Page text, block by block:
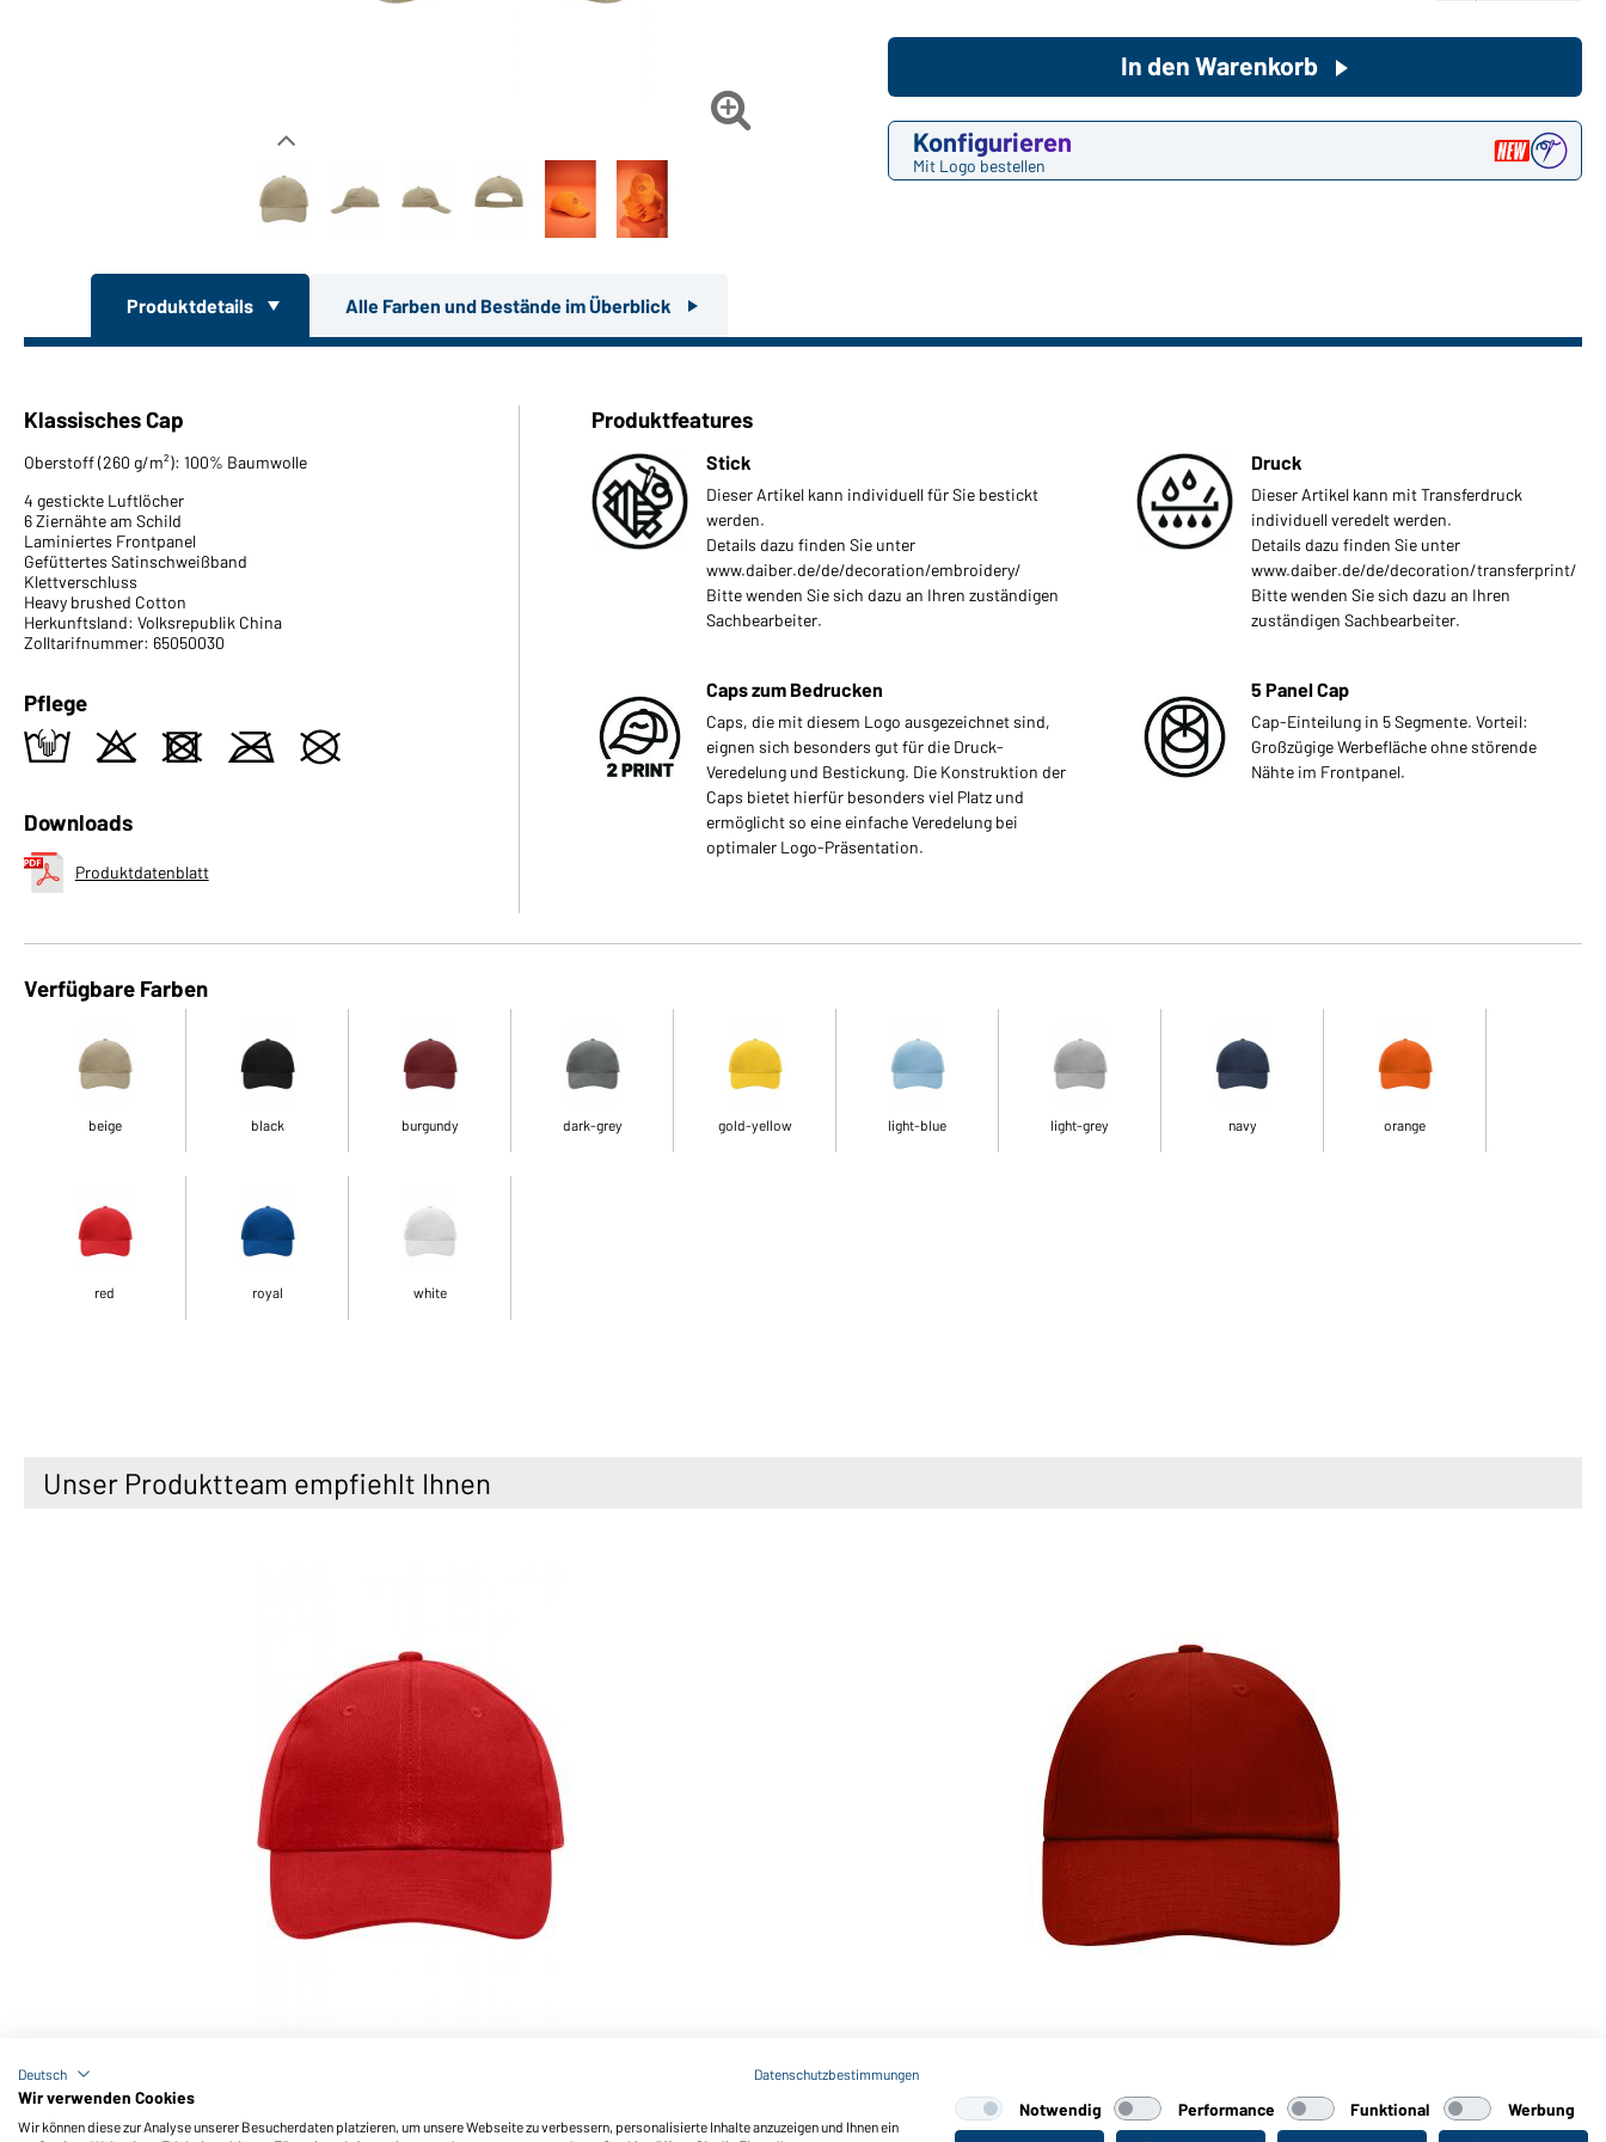
Sie möchten gerne für Ihren
Hier geht's zu unserem

Konfigurieren
Mit Logo bestellen
In den Warenkorb
Produktdetails Alle Farben und Bestände im Überblick
Klassisches Cap
Oberstoff (260 g/m²): 100% Baumwolle
4 gestickte Luftlöcher
6 Ziernähte am Schild
Laminiertes Frontpanel
Gefüttertes Satinschweißband
Klettverschluss
Heavy brushed Cotton
Herkunftsland: Volksrepublik China
Zolltarifnummer: 65050030
Pflege
t o d m U
Downloads
Produktdatenblatt
Produktfeatures
Stick
Dieser Artikel kann individuell für Sie bestickt
werden.
Details dazu finden Sie unter
www.daiber.de/de/decoration/embroidery/
Bitte wenden Sie sich dazu an Ihren zuständigen
Sachbearbeiter.
Druck
Dieser Artikel kann mit Transferdruck
individuell veredelt werden.
Details dazu finden Sie unter
www.daiber.de/de/decoration/transferprint/
Bitte wenden Sie sich dazu an Ihren
zuständigen Sachbearbeiter.
Caps zum Bedrucken
Caps, die mit diesem Logo ausgezeichnet sind,
eignen sich besonders gut für die Druck-
Veredelung und Bestickung. Die Konstruktion der
Caps bietet hierfür besonders viel Platz und
ermöglicht so eine einfache Veredelung bei
optimaler Logo-Präsentation.
5 Panel Cap
Cap-Einteilung in 5 Segmente. Vorteil:
Großzügige Werbefläche ohne störende
Nähte im Frontpanel.
Verfügbare Farben
beige black burgundy dark-grey gold-yellow light-blue light-grey navy orange
red royal white
Unser Produktteam empfiehlt Ihnen
6 Panel Cap Heavy Cotton (red) 6 Panel Raver Cap (wine)
Deutsch Datenschutzbestimmungen
Wir verwenden Cookies
Wir können diese zur Analyse unserer Besucherdaten platzieren, um unsere Webseite zu verbessern, personalisierte Inhalte anzuzeigen und Ihnen ein
Notwendig Performance Funktional
Werbung